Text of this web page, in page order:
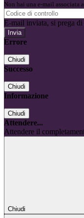
Non hai una e-mail associata
E-mail inviata, si prega
Errore
Chiudi
Successo
Chiudi
Informazione
Chiudi
Attendere...
Attendere il
Chiudi